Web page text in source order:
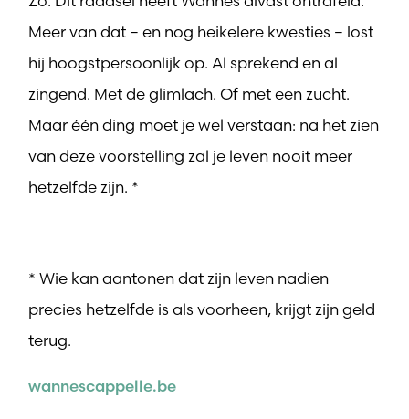
Meer van dat – en nog heikelere kwesties – lost
hij hoogstpersoonlijk op. Al sprekend en al
zingend. Met de glimlach. Of met een zucht.
Maar één ding moet je wel verstaan: na het zien
van deze voorstelling zal je leven nooit meer
hetzelfde zijn. *
* Wie kan aantonen dat zijn leven nadien
precies hetzelfde is als voorheen, krijgt zijn geld
terug.
wannescappelle.be